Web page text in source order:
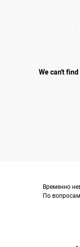
We can't
Временно
По